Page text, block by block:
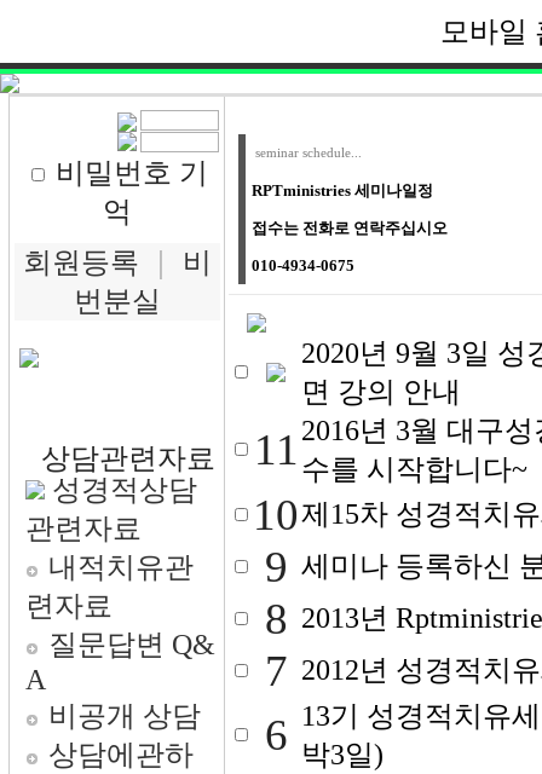
모바일
비밀번호 기
억
회원등록
비
번분실
상담관련자료
성경적상담
관련자료
내적치유관
련자료
질문답변 Q&
A
비공개 상담
상담에관하
seminar schedule...
RPTministries 세미나일정
접수는 전화로 연락주십시오
010-4934-0675
2020년 9월 3일
면 강의 안내
11 2016년 3월 대구
수를 시작합니다~
10제15차 성경적치
9 세미나 등록하신
8 2013년
7 2012년 성경적치
6 13기 성경적치유
박3일)